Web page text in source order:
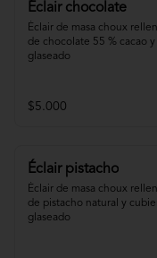
Éclair chocolate
Éclair de masa choux
de chocolate 55 % cacao
glaseado
$5.000
Éclair pistacho
Éclair de masa choux
de pistacho natural y
glaseado